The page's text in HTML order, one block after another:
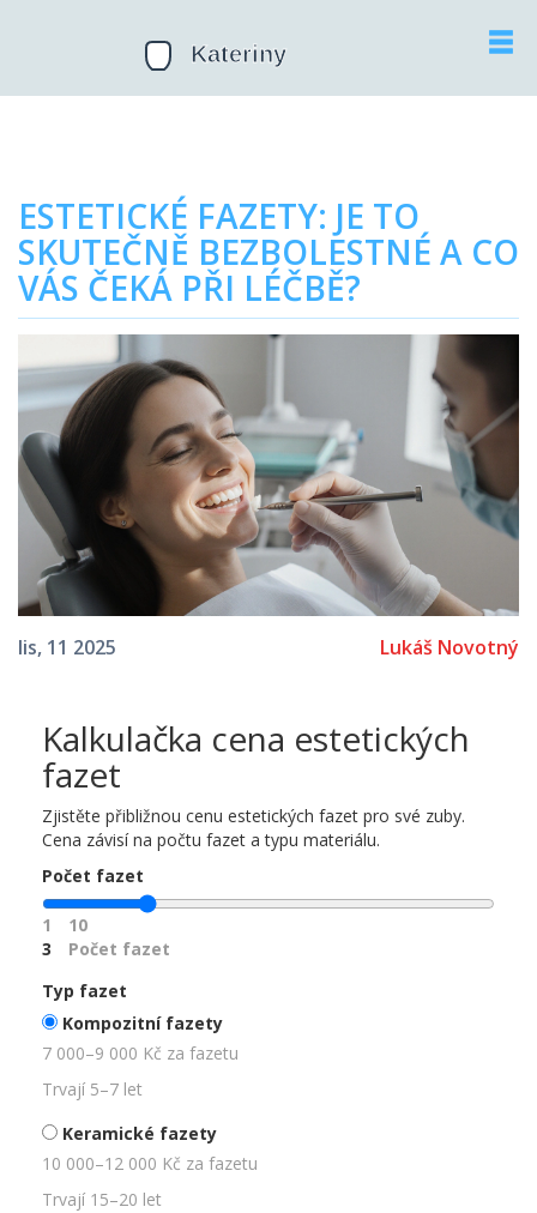
ESTETICKÉ FAZETY: JE TO
SKUTEČNĚ BEZBOLESTNÉ A CO
VÁS ČEKÁ PŘI LÉČBĚ?
lis, 11 2025 Lukáš Novotný
Kalkulačka cena estetických
fazet
Zjistěte přibližnou cenu estetických fazet pro své zuby.
Cena závisí na počtu fazet a typu materiálu.
Počet fazet
1
10
3
Počet fazet
Typ fazet
Kompozitní fazety
7 000–9 000 Kč za fazetu
Trvají 5–7 let
Keramické fazety
10 000–12 000 Kč za fazetu
Trvají 15–20 let